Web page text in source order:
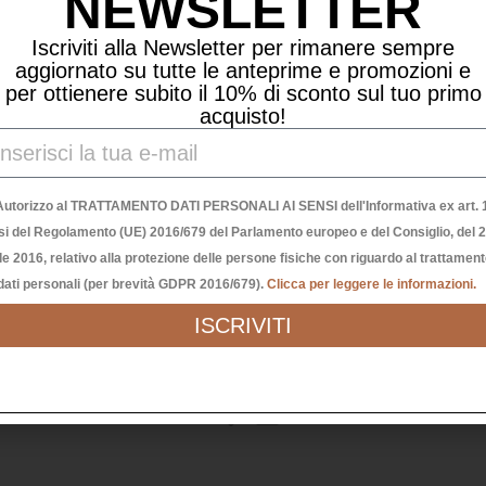
CANDELIERE HOLDER DUO MEDIUM – SOFT YELLOW
21,90€
Iscriviti alla Newsletter per rimanere sempre
aggiornato su tutte le anteprime e promozioni e
per ottienere subito il 10% di sconto sul tuo primo
acquisto!
al TRATTAMENTO DATI PERSONALI AI SENSI dell'Informativa ex art.
del Regolamento (UE) 2016/679 del Parlamento europeo e del Consiglio, del
2016, relativo alla protezione delle persone fisiche con riguardo al
personali (per brevità GDPR 2016/679). Clicca per leggere le informazioni.
ISCRIVITI